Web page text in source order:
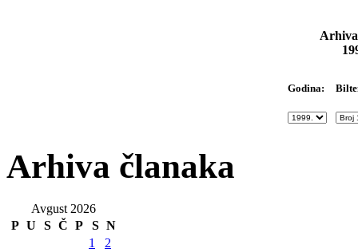
Godina:
Arhiva članaka
Avgust 2026
P U S Č P S N
1
2